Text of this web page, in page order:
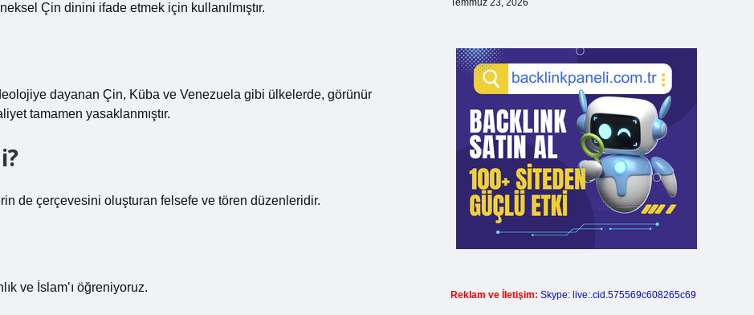
Çin dinini ifade etmek için kullanılmıştır.
dayanan Çin, Küba ve Venezuela gibi ülkelerde, görünür
tamamen yasaklanmıştır.
de çerçevesini oluşturan felsefe ve tören düzenleridir.
ve İslam’ı öğreniyoruz.
Temmuz 23, 2026
Reklam ve İletişim: Skype: live:.cid.575569c608265c69